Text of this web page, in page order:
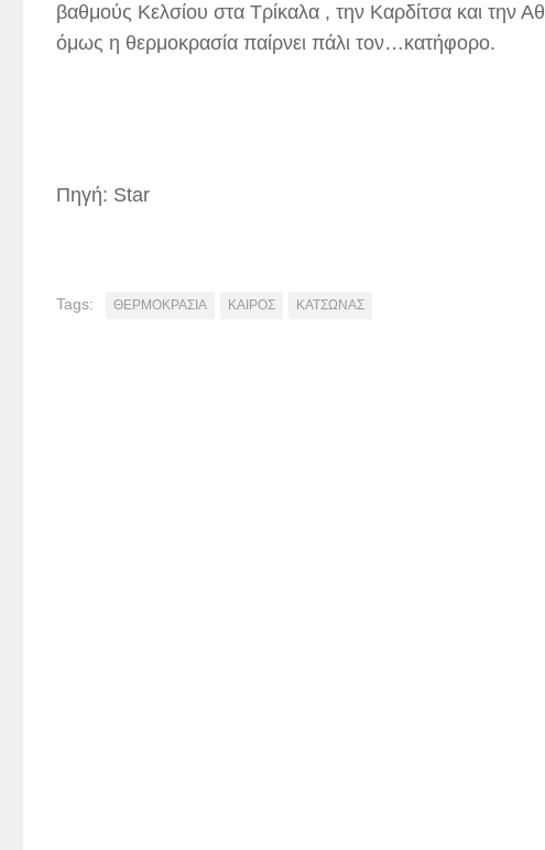
βαθμούς Κελσίου στα Τρίκαλα , την Καρδίτσα και την
όμως η θερμοκρασία παίρνει πάλι τον…κατήφορο.
Πηγή: Star
Tags: ΘΕΡΜΟΚΡΑΣΙΑ ΚΑΙΡΟΣ ΚΑΤΣΩΝΑΣ